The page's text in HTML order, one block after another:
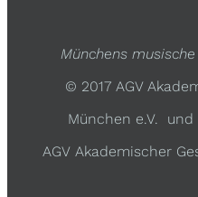
Münchens
© 2017 AGV
München e.V.
AGV Akademischer